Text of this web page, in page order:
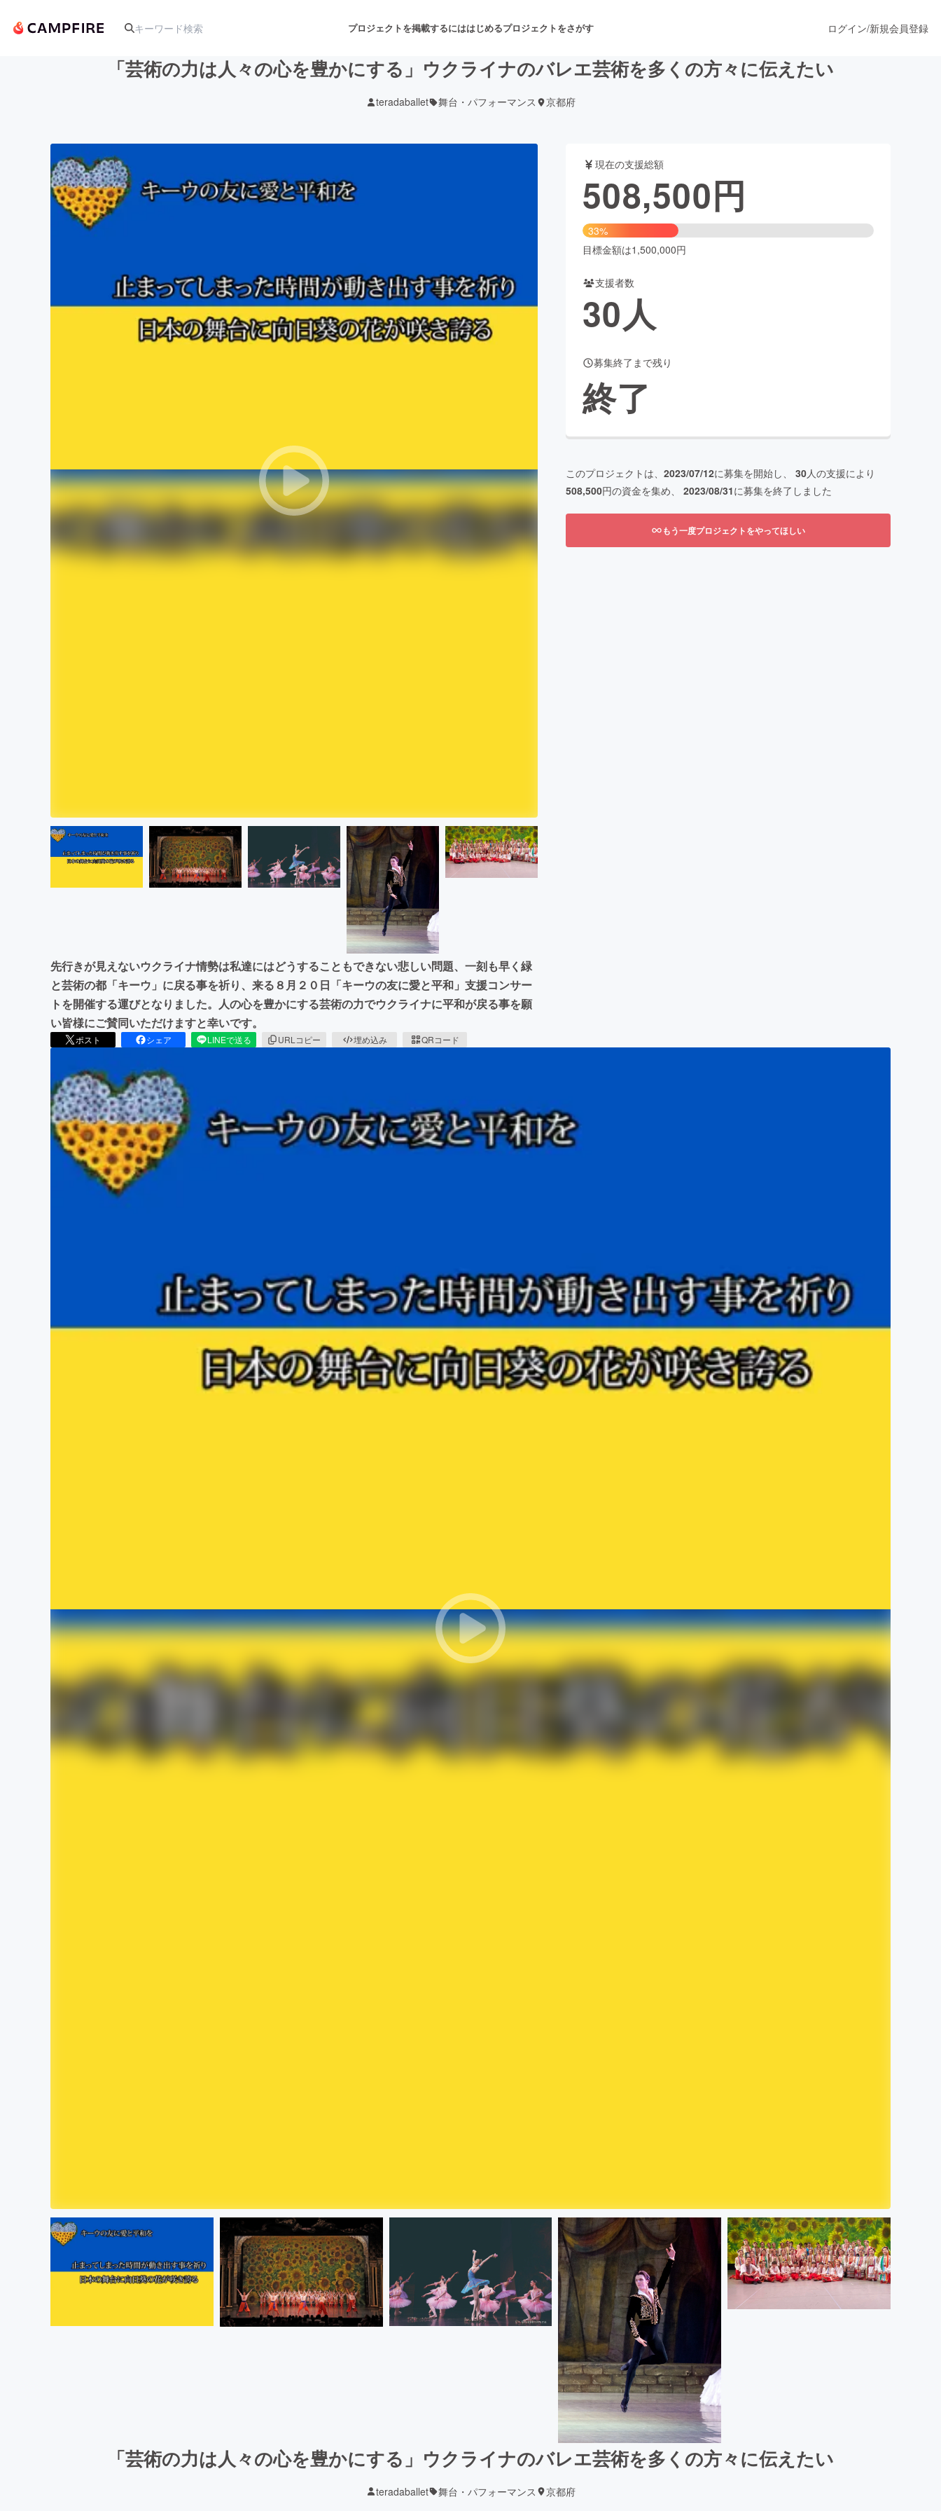
プロジェクトを掲載するにははじめるプロジェクトをさがす
舞台・パフォーマンス
ファッション
ビジネス・起業 チャレンジ ビューティー・ヘルスケア
まちづくり・地域活性化
ログイン/新規会員登録
「芸術の力は人々の心を豊かにする」ウクライナのバレエ芸術を多くの方々に伝えたい
teradaballet 舞台・パフォーマンス 京都府
先行きが見えないウクライナ情勢は私達にはどうすることもできない悲しい問題、一刻も早く緑
と芸術の都「キーウ」に戻る事を祈り、来る８月２０日「キーウの友に愛と平和」支援コンサー
トを開催する運びとなりました。人の心を豊かにする芸術の力でウクライナに平和が戻る事を願
い皆様にご賛同いただけますと幸いです。
ポスト シェア LINEで送る URLコピー 埋め込み QRコード
現在の支援総額
508,500円
33%
目標金額は1,500,000円
支援者数
30人
募集終了まで残り
終了
このプロジェクトは、 2023/07/12に募集を開始し、 30人の支援により
508,500円の資金を集め、 2023/08/31に募集を終了しました
もう一度プロジェクトをやってほしい
「芸術の力は人々の心を豊かにする」ウクライナのバレエ芸術を多くの方々に伝えたい
teradaballet 舞台・パフォーマンス 京都府